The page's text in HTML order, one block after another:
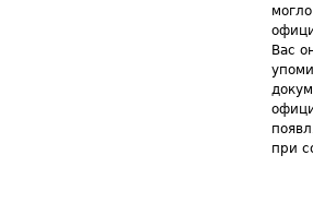
Вас
при